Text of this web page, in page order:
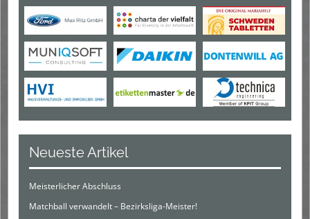
Neueste Artikel
Meisterlicher Abschluss
Matchball verwandelt – Bezirksliga-Meister!